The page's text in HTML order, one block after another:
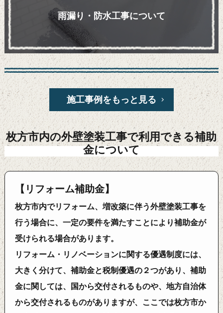
雨漏り・防水工事について
施工事例をもっと見る
枚方市内の外壁塗装工事で利用できる補助
金について
【リフォーム補助金】
枚方市内でリフォーム、増改築に伴う外壁塗装工事を
行う場合に、一定の要件を満たすことにより補助金が
受けられる場合があります。
リフォーム・リノベーションに関する優遇制度には、
大きく分けて、補助金と税制優遇の２つがあり、補助
金に関しては、国から交付されるものや、地方自治体
から交付されるものがありますが、ここでは枚方市か